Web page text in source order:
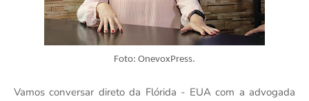
Foto: OnevoxPress.
Vamos conversar direto da Flórida - EUA com a advogada